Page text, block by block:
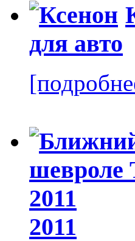
2011